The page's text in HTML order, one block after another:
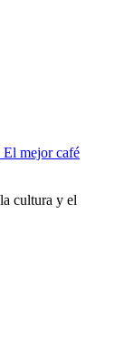
cultura y el